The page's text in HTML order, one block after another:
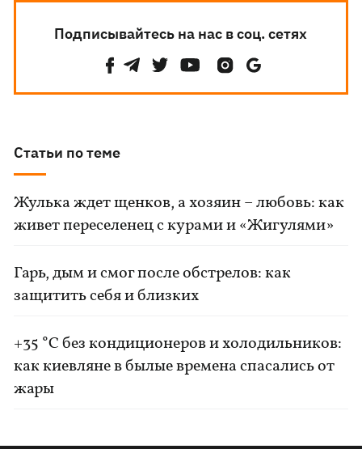
Подписывайтесь на нас в соц. сетях
Статьи по теме
Жулька ждет щенков, а хозяин – любовь: как
живет переселенец с курами и «Жигулями»
Гарь, дым и смог после обстрелов: как
защитить себя и близких
+35 °C без кондиционеров и холодильников:
как киевляне в былые времена спасались от
жары